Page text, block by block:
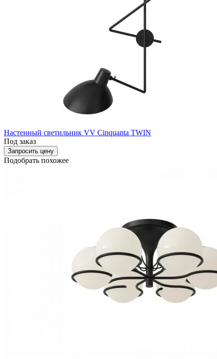
Настенный светильник VV Cinquanta TWIN
Под заказ
Запросить цену
Подобрать похожее